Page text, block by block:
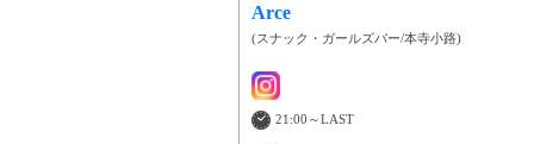
Arce
(スナック・ガールズバー/本寺小路)
21:00～LAST